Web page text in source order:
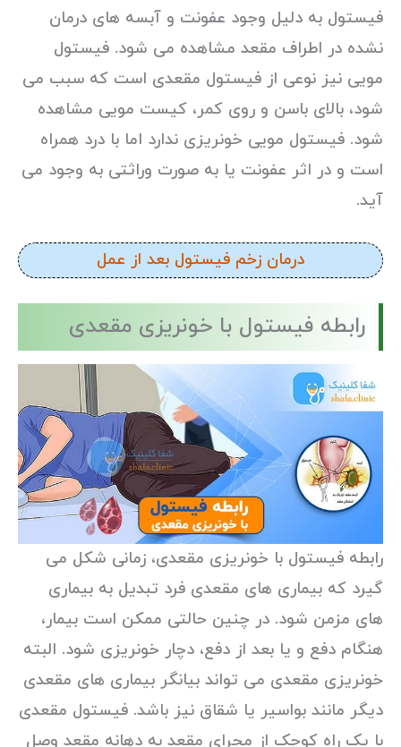
فیستول به دلیل وجود عفونت و آبسه های درمان
نشده در اطراف مقعد مشاهده می شود. فیستول
مویی نیز نوعی از فیستول مقعدی است که سبب می
شود، بالای باسن و روی کمر، کیست مویی مشاهده
شود. فیستول مویی خونریزی ندارد اما با درد همراه
است و در اثر عفونت یا به صورت وراثتی به وجود می
آید.
درمان زخم فیستول بعد از عمل
رابطه فیستول با خونریزی مقعدی
رابطه فیستول با خونریزی مقعدی، زمانی شکل می
گیرد که بیماری های مقعدی فرد تبدیل به بیماری
های مزمن شود. در چنین حالتی ممکن است بیمار،
هنگام دفع و یا بعد از دفع، دچار خونریزی شود. البته
خونریزی مقعدی می تواند بیانگر بیماری های مقعدی
دیگر مانند بواسیر یا شقاق نیز باشد. فیستول مقعدی
با یک راه کوچک از مجرای مقعد به دهانه مقعد وصل